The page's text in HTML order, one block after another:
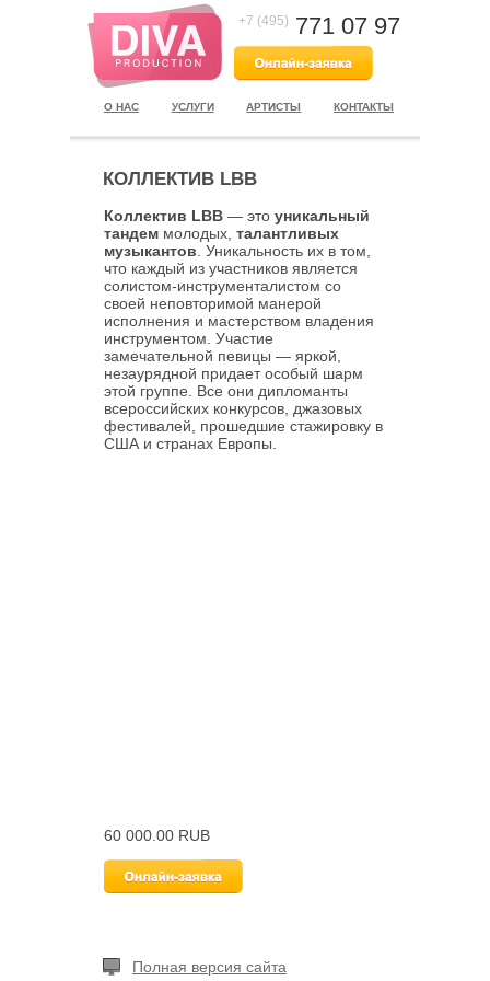
+7 (495) 771 07 97
О НАС УСЛУГИ АРТИСТЫ КОНТАКТЫ
КОЛЛЕКТИВ LBB
Коллектив LBB— это уникальный
тандеммолодых, талантливых
музыкантов . Уникальность их в том,
что каждый из участников является
солистом-инструменталистом со
своей неповторимой манерой
исполнения и мастерством владения
инструментом. Участие
замечательной певицы — яркой,
незаурядной придает особый шарм
этой группе. Все они дипломанты
всероссийских конкурсов, джазовых
фестивалей, прошедшие стажировку в
США и странах Европы.
60 000.00 RUB
Полная версия сайта